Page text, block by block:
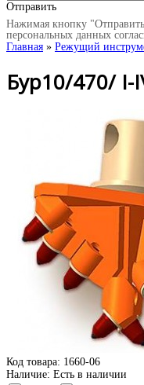
Отправить
Нажимая кнопку
персональных данных
Главная » Режущий
Бур10/470/
Код товара: 1660-06
Наличие: Есть в наличии